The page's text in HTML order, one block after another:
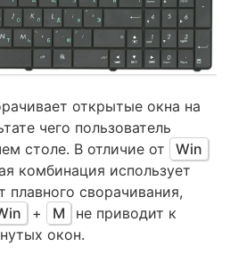
открытые окна на
чего пользователь
столе. В отличие от
Win
комбинация использует
сворачивания,
+ M
не приводит к
окон.